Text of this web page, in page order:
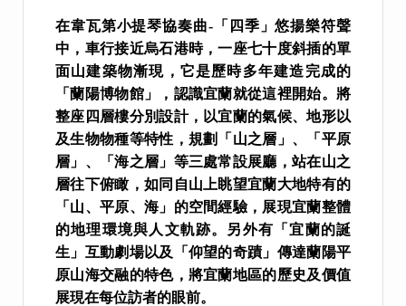
在韋瓦第小提琴協奏曲-「四季」悠揚樂符聲
中，車行接近烏石港時，一座七十度斜插的單
面山建築物漸現，它是歷時多年建造完成的
「蘭陽博物館」，認識宜蘭就從這裡開始。將
整座四層樓分別設計，以宜蘭的氣候、地形以
及生物物種等特性，規劃「山之層」、「平原
層」、「海之層」等三處常設展廳，站在山之
層往下俯瞰，如同自山上眺望宜蘭大地特有的
「山、平原、海」的空間經驗，展現宜蘭整體
的地理環境與人文軌跡。另外有「宜蘭的誕
生」互動劇場以及「仰望的奇蹟」傳達蘭陽平
原山海交融的特色，將宜蘭地區的歷史及價值
展現在每位訪者的眼前。